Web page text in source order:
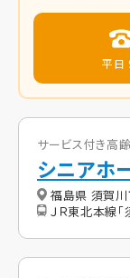
平日
サービス付き高
シニアホ
福島県 須賀
ＪＲ東北本線